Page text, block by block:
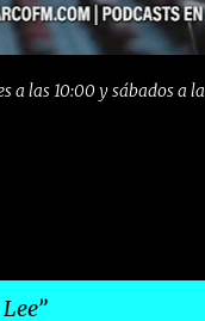
a las 10:00 y sábados a